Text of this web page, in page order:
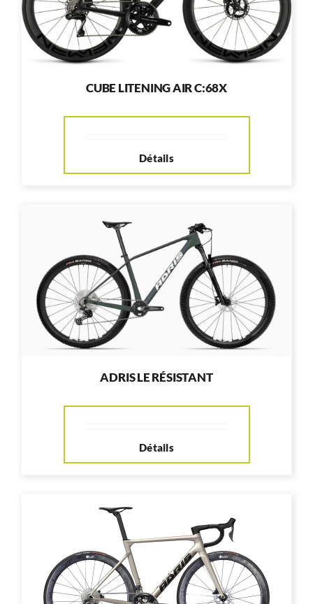
CUBE LITENING AIR C:68X
Détails
ADRIS LE RÉSISTANT
Détails